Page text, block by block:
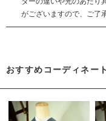
がございますので、ご了
おすすめコーディネー